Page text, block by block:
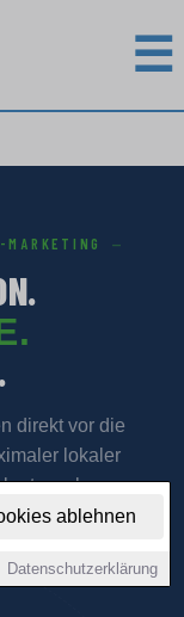
ablehnen
Datenschutzerklärung
☰
direkt vor die
lokaler